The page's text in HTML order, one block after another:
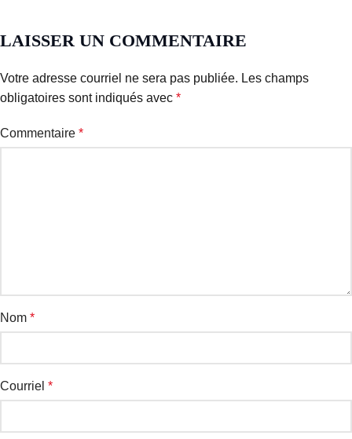
LAISSER UN COMMENTAIRE
Votre adresse courriel ne sera pas publiée. Les champs
obligatoires sont indiqués avec *
Commentaire *
Nom *
Courriel *